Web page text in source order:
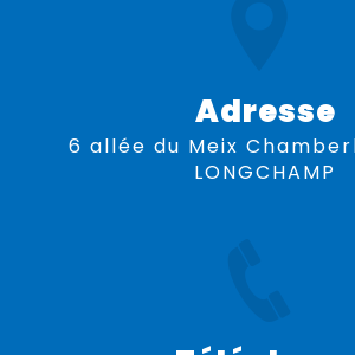
Adresse
6 allée du Meix Chamberland 21110
LONGCHAMP